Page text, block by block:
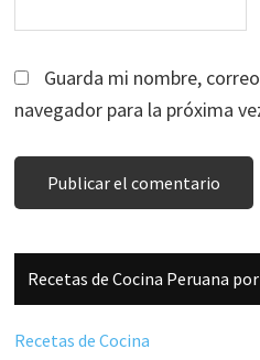
Guarda mi nombre,
navegador para la próxima
Barra
lateral
principal
Recetas de Cocina Peruana
Recetas de Cocina